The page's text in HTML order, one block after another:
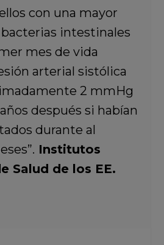
con una mayor
intestinales
mes de vida
arterial sistólica
2 mmHg
después si habían
durante al
Institutos
Salud de los EE.